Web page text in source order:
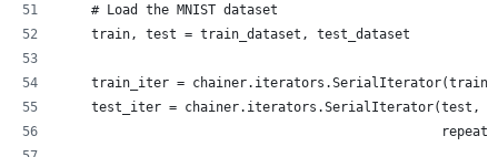
    # Load the MNIST dataset
    train, test = train_dataset, test_dataset
train_iter =
test_iter = chainer.iterators.SerialIterator(test,